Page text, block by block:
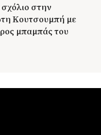
στην
Κουτσουμπή με
μπαμπάς του